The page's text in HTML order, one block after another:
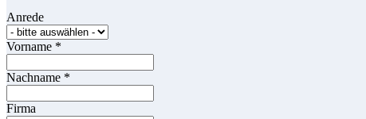
Anrede
Vorname *
Nachname *
Firma